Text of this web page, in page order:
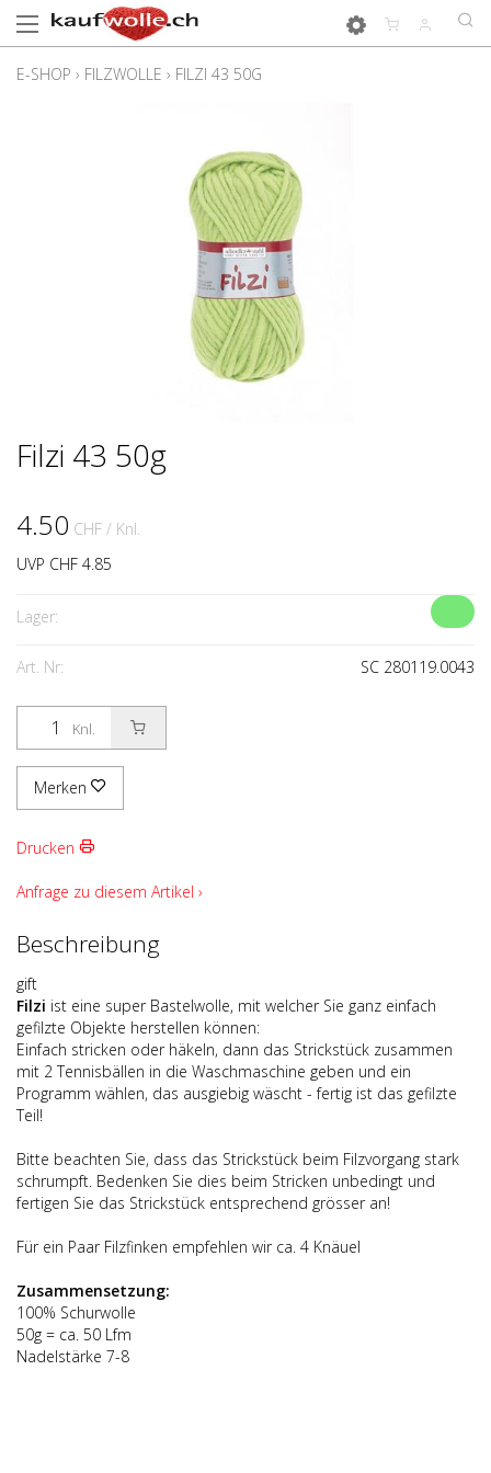
E-SHOP › FILZWOLLE › FILZI 43 50G
Filzi 43 50g
4.50 CHF / Knl.
UVP CHF 4.85
Lager:
Art. Nr: SC 280119.0043
Knl.
Merken
Drucken
Anfrage zu diesem Artikel ›
Beschreibung
gift
Filzi ist eine super Bastelwolle, mit welcher Sie ganz einfach
gefilzte Objekte herstellen können:
Einfach stricken oder häkeln, dann das Strickstück zusammen
mit 2 Tennisbällen in die Waschmaschine geben und ein
Programm wählen, das ausgiebig wäscht - fertig ist das gefilzte
Teil!
Bitte beachten Sie, dass das Strickstück beim Filzvorgang stark
schrumpft. Bedenken Sie dies beim Stricken unbedingt und
fertigen Sie das Strickstück entsprechend grösser an!
Für ein Paar Filzfinken empfehlen wir ca. 4 Knäuel
Zusammensetzung:
100% Schurwolle
50g = ca. 50 Lfm
Nadelstärke 7-8